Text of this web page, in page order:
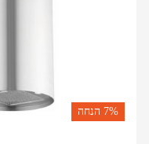
7% הנחה